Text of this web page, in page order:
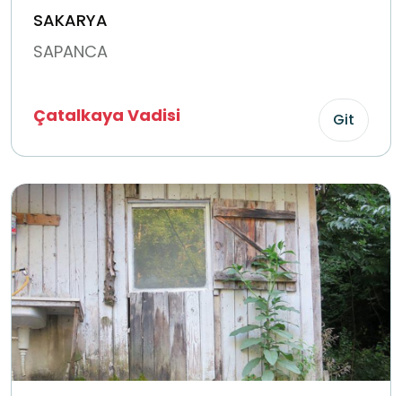
SAKARYA
SAPANCA
Çatalkaya Vadisi Git